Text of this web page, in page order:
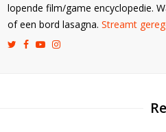
lopende film/game encyclopedie.
of een bord lasagna. Streamt